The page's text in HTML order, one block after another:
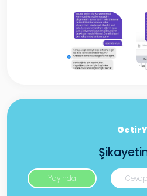
Yayında